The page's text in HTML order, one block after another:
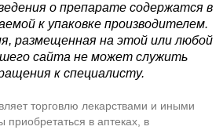
о препарате содержатся в
к упаковке производителем.
размещенная на этой или любой
сайта не может служить
к специалисту.
торговлю лекарствами и иными
в аптеках, в